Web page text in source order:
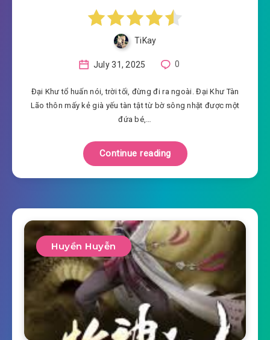
TiKay
July 31, 2025 0
Đại Khư tổ huấn nói, trời tối, đừng đi ra ngoài. Đại Khư Tàn
Lão thôn mấy kẻ già yếu tàn tật từ bờ sông nhặt được một
đứa bé,…
Continue reading
Huyền Huyễn